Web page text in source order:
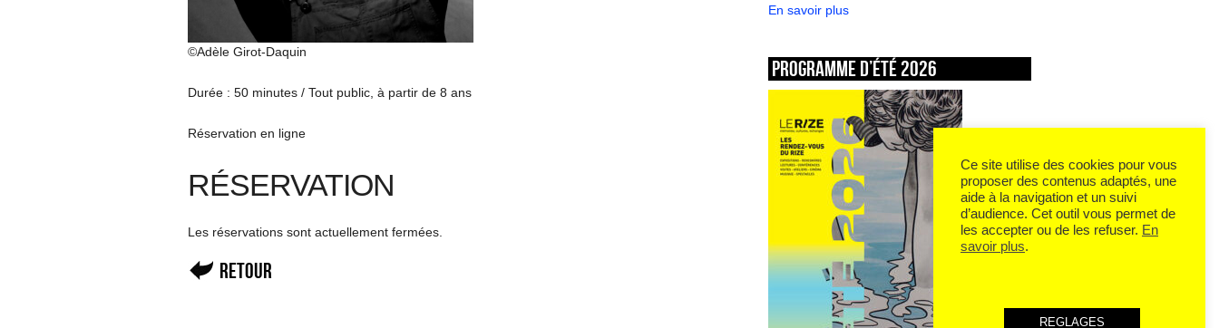
©Adèle Girot-Daquin
Durée : 50 minutes / Tout public, à partir de 8 ans
Réservation en ligne
RÉSERVATION
Les réservations sont actuellement fermées.
Retour
En savoir plus
Programme d’été 2026
Ce site utilise des cookies pour vous
proposer des contenus adaptés, une
aide à la navigation et un suivi
d’audience. Cet outil vous permet de
les accepter ou de les refuser. En
savoir plus.
REGLAGES